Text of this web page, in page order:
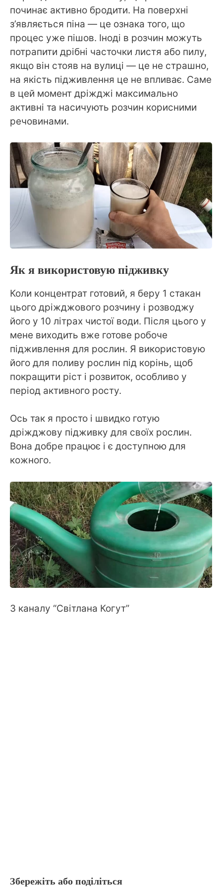
починає активно бродити. На поверхні
з’являється піна — це ознака того, що
процес уже пішов. Іноді в розчин можуть
потрапити дрібні часточки листя або пилу,
якщо він стояв на вулиці — це не страшно,
на якість підживлення це не впливає. Саме
в цей момент дріжджі максимально
активні та насичують розчин корисними
речовинами.
Як я використовую підживку
Коли концентрат готовий, я беру 1 стакан
цього дріжджового розчину і розводжу
його у 10 літрах чистої води. Після цього у
мене виходить вже готове робоче
підживлення для рослин. Я використовую
його для поливу рослин під корінь, щоб
покращити ріст і розвиток, особливо у
період активного росту.
Ось так я просто і швидко готую
дріжджову підживку для своїх рослин.
Вона добре працює і є доступною для
кожного.
З каналу “Світлана Когут”
Збережіть або поділіться